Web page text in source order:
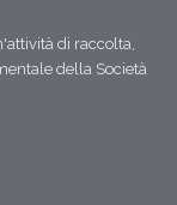
di raccolta,
della Società